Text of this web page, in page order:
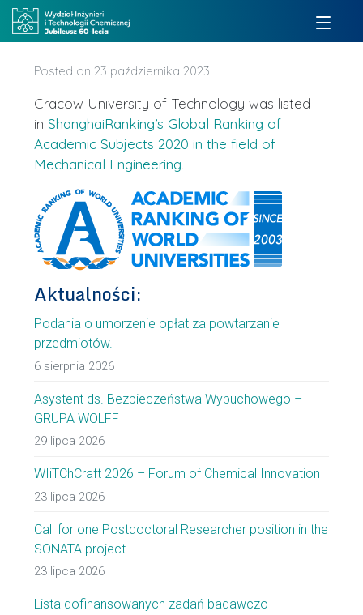
Posted on 23 października 2023
Cracow University of Technology was listed
in ShanghaiRanking’s Global Ranking of
Academic Subjects 2020 in the field of
Mechanical Engineering.
Aktualności:
Podania o umorzenie opłat za powtarzanie
przedmiotów.
6 sierpnia 2026
Asystent ds. Bezpieczeństwa Wybuchowego –
GRUPA WOLFF
29 lipca 2026
WIiTChCraft 2026 – Forum of Chemical Innovation
23 lipca 2026
Call for one Postdoctoral Researcher position in the
SONATA project
23 lipca 2026
Lista dofinansowanych zadań badawczo-